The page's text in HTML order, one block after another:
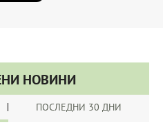
НОВИНИ
ПОСЛЕДНИ 30 ДНИ